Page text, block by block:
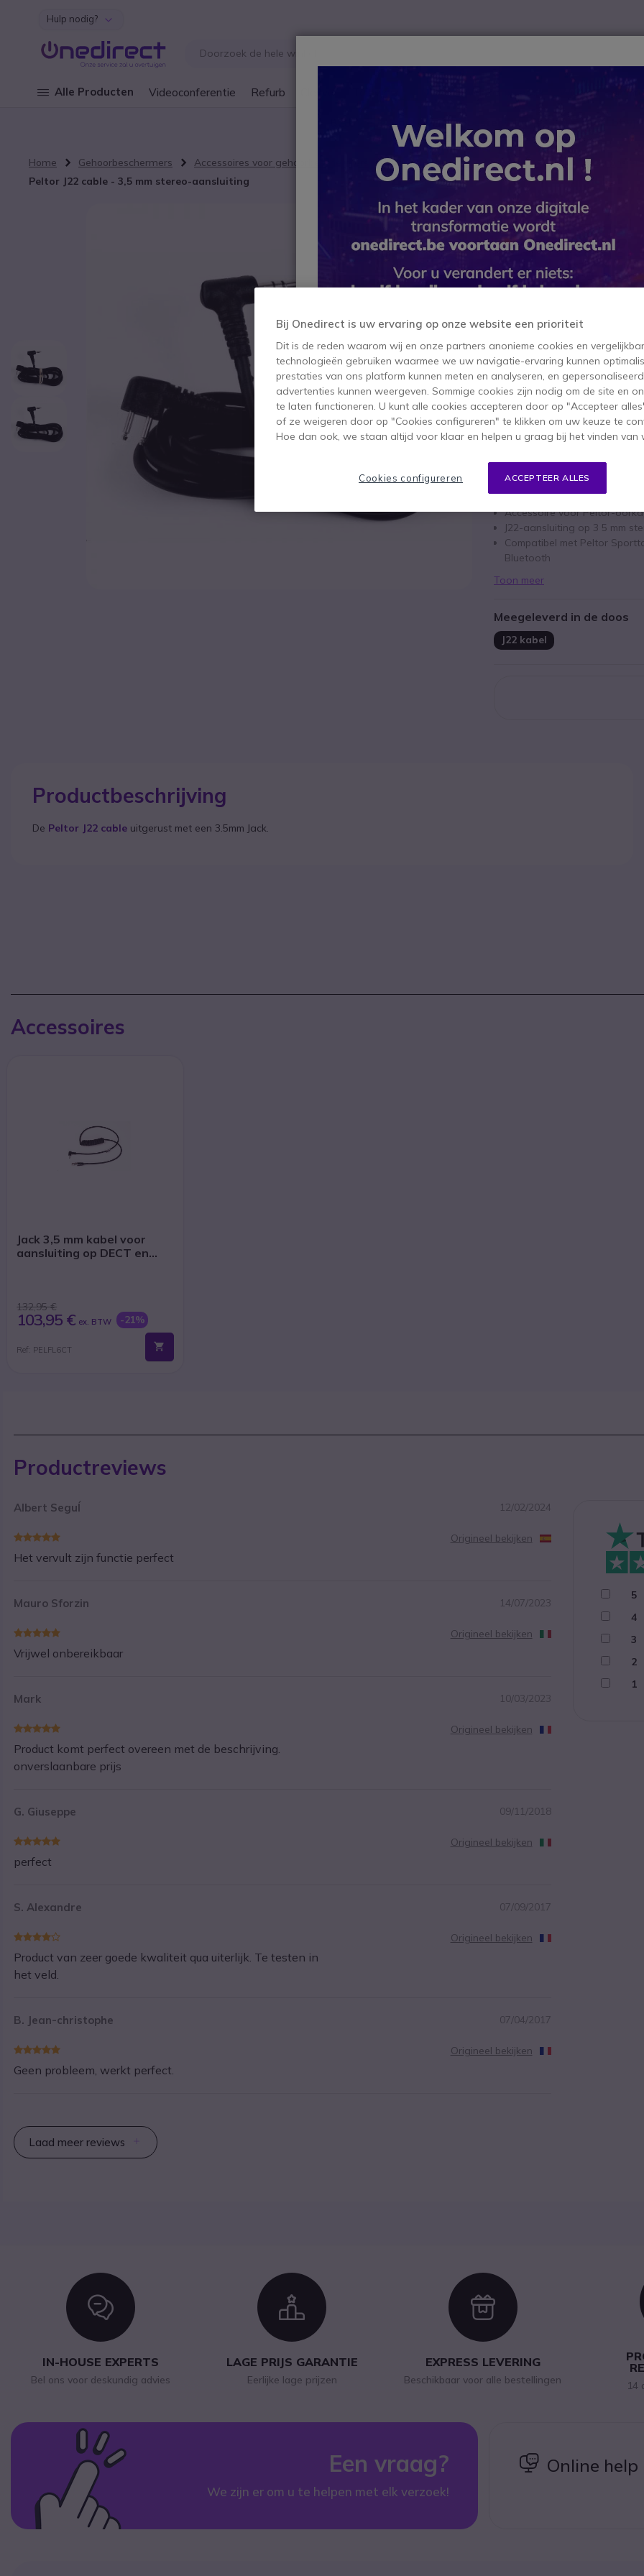
Ga naar de inhoud
Hulp nodig?
Alle Producten Videoconferentie Refurb Waarom
B2B-webshop – Minimale bestelwaarde: 300 € (excl. btw)
Home Gehoorbeschermers Accessoires voor gehoorbeschermers
Aansluitkabels en adapters voor mobiele telefoons
Peltor J22 cable - 3,5 mm stereo-aansluiting
Peltor J22
aansluiting
SKU PELFL6N // Referentie fabrikant:
De Peltor J22 kabel met
BESPAAR 14,00 €
35,15 €
20,95 € ex. BTW 25,35 €
Aantal
IN
Niet op voorraad
Belangrijkste kenmerken
Accessoire voor Peltor-
J22-aansluiting op 3 5 mm
Compatibel met Peltor Sporttac Peltor Protac II en Peltor
Bluetooth
Toon meer
Meegeleverd in de doos
J22 kabel
Productbeschrijving
De Peltor J22 cable uitgerust met een 3.5mm Jack.
Accessoires
Jack 3,5 mm kabel voor
aansluiting op DECT en
132,95 €
103,95 € ex. BTW -21%
Ref: PELFL6CT
Productreviews
Albert SeguÍ 12/02/2024
Het vervult zijn functie perfect
Origineel bekijken
Mauro Sforzin 14/07/2023
Vrijwel onbereikbaar
Origineel bekijken
Mark 10/03/2023
Product komt perfect overeen met de beschrijving.
onverslaanbare prijs
Origineel bekijken
G. Giuseppe 09/11/2018
perfect
Origineel bekijken
S. Alexandre 07/09/2017
Product van zeer goede kwaliteit qua uiterlijk. Te testen in
het veld.
Origineel bekijken
B. Jean-christophe 07/04/2017
Geen probleem, werkt perfect.
Origineel bekijken
Laad meer reviews
5
4
3
2
1
Icon
IN-HOUSE EXPERTS
Bel ons voor deskundig advies
Icon
LAGE PRIJS GARANTIE
Eerlijke lage prijzen
Icon
EXPRESS LEVERING
Beschikbaar voor alle bestellingen 14
Een vraag?
We zijn er om u te helpen met elk verzoek!
icon
Online help
Bij Onedirect is uw ervaring op onze website een prioriteit
Dit is de reden waarom wij en onze partners anonieme cookies en
technologieën gebruiken waarmee we uw navigatie-ervaring kunnen
prestaties van ons platform kunnen meten en analyseren, en
advertenties kunnen weergeven. Sommige cookies zijn nodig om de site en
te laten functioneren. U kunt alle cookies accepteren door op "Accepteer
of ze weigeren door op "Cookies configureren" te klikken om uw keuze te
Hoe dan ook, we staan altijd voor klaar en helpen u graag bij het vinden van
ACCEPTEER ALLES
Cookies configureren